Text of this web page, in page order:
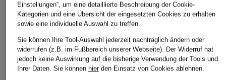
Einstellungen“, um eine detaillierte Beschreibung der Cookie-
Kategorien und eine Übersicht der eingesetzten Cookies zu erhalten
sowie eine individuelle Auswahl zu treffen.
Sie können Ihre Tool-Auswahl jederzeit nachträglich ändern oder
widerrufen (z.B. im Fußbereich unserer Webseite). Der Widerruf hat
jedoch keine Auswirkung auf die bisherige Verwendung der Tools und
Ihrer Daten. Sie können hierden Einsatz von Cookies ablehnen.